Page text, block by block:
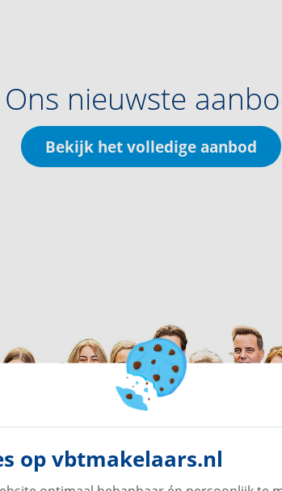
Ons nieuwste
Bekijk het volledige aanbod
op vbtmakelaars.nl